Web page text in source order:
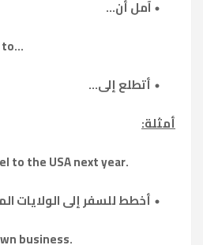
آمل أن...
أتطلع إلى...
أمثلة:
to the USA next year.
أخطط للسفر إلى الولايات
business.